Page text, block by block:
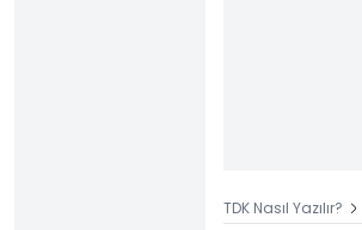
TDK Nasıl Yazılır?